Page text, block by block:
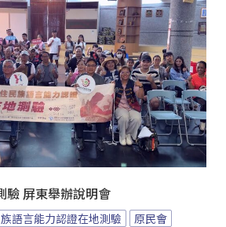
驗 屏東舉辦說明會
語言能力認證在地測驗
原民會